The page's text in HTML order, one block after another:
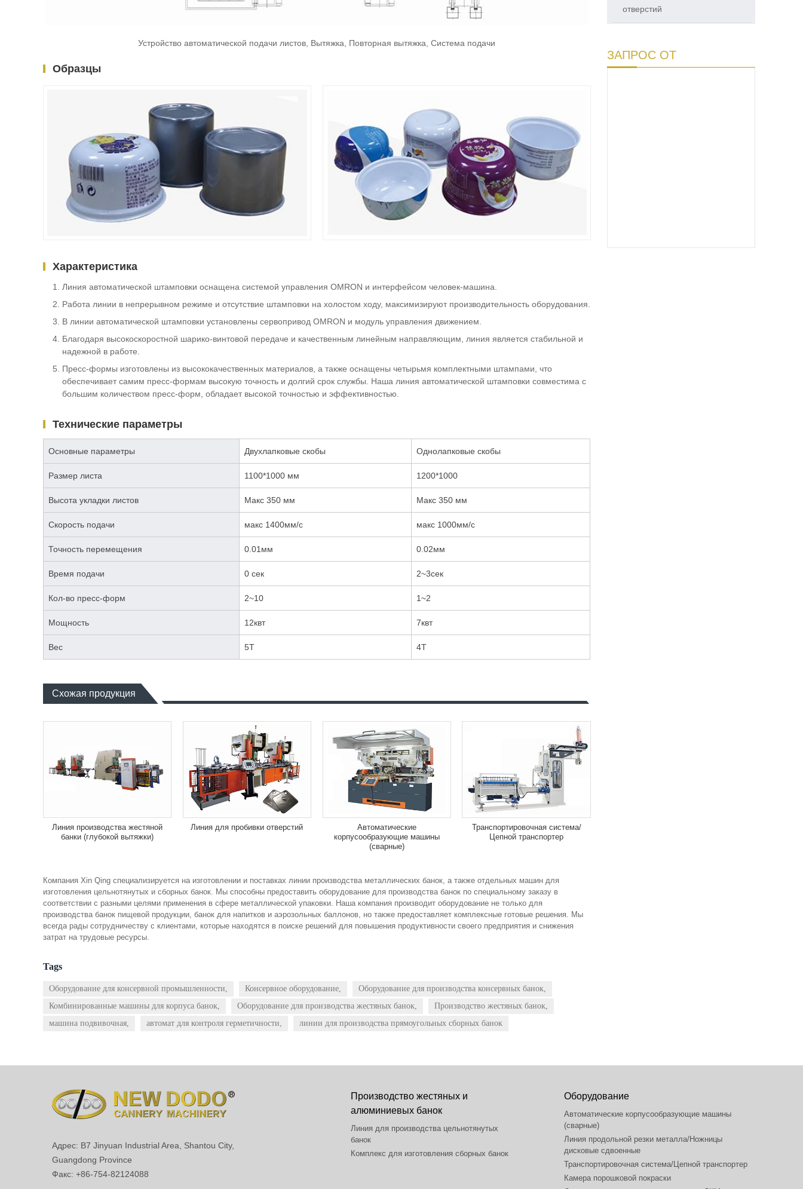
Устройство автоматической подачи листов, Вытяжка, Повторная вытяжка, Система подачи
Образцы
Характеристика
Линия автоматической штамповки оснащена системой управления OMRON и интерфейсом человек-машина.
Работа линии в непрерывном режиме и отсутствие штамповки на холостом ходу, максимизируют производительность оборудования.
В линии автоматической штамповки установлены сервопривод OMRON и модуль управления движением.
Благодаря высокоскоростной шарико-винтовой передаче и качественным линейным направляющим, линия является стабильной и
надежной в работе.
Пресс-формы изготовлены из высококачественных материалов, а также оснащены четырьмя комплектными штампами, что
обеспечивает самим пресс-формам высокую точность и долгий срок службы. Наша линия автоматической штамповки совместима с
большим количеством пресс-форм, обладает высокой точностью и эффективностью.
Технические параметры
Основные параметры Двухлапковые скобы Однолапковые скобы
Размер листа 1100*1000 мм 1200*1000
Высота укладки листов Макс 350 мм Макс 350 мм
Скорость подачи макс 1400мм/с макс 1000мм/с
Точность перемещения 0.01мм 0.02мм
Время подачи 0 сек 2~3сек
Кол-во пресс-форм 2~10 1~2
Мощность 12квт 7квт
Вес 5T 4T
Схожая продукция
Линия производства жестяной
банки (глубокой вытяжки)
Линия для пробивки отверстий
Автоматические
корпусообразующие машины
(сварные)
Транспортировочная система/
Цепной транспортер
Компания Xin Qing специализируется на изготовлении и поставках линии производства металлических банок, а также отдельных машин для
изготовления цельнотянутых и сборных банок. Мы способны предоставить оборудование для производства банок по специальному заказу в
соответствии с разными целями применения в сфере металлической упаковки. Наша компания производит оборудование не только для
производства банок пищевой продукции, банок для напитков и аэрозольных баллонов, но также предоставляет комплексные готовые решения. Мы
всегда рады сотрудничеству с клиентами, которые находятся в поиске решений для повышения продуктивности своего предприятия и снижения
затрат на трудовые ресурсы.
Tags
Оборудование для консервной промышленности, Консервное оборудование,
Оборудование для производства консервных банок,
Комбинированные машины для корпуса банок,
Оборудование для производства жестяных банок,
Производство жестяных банок,
машина подвивочная,
автомат для контроля герметичности, линии для производства прямоугольных сборных банок
отверстий
ЗАПРОС ОТ
Адрес: B7 Jinyuan Industrial Area, Shantou City,
Guangdong Province
Факс: +86-754-82124088
Производство жестяных и
алюминиевых банок
Линия для производства цельнотянутых
банок
Комплекс для изготовления сборных банок
Оборудование
Автоматические корпусообразующие машины
(сварные)
Линия продольной резки металла/Ножницы
дисковые сдвоенные
Транспортировочная система/Цепной транспортер
Камера порошковой покраски